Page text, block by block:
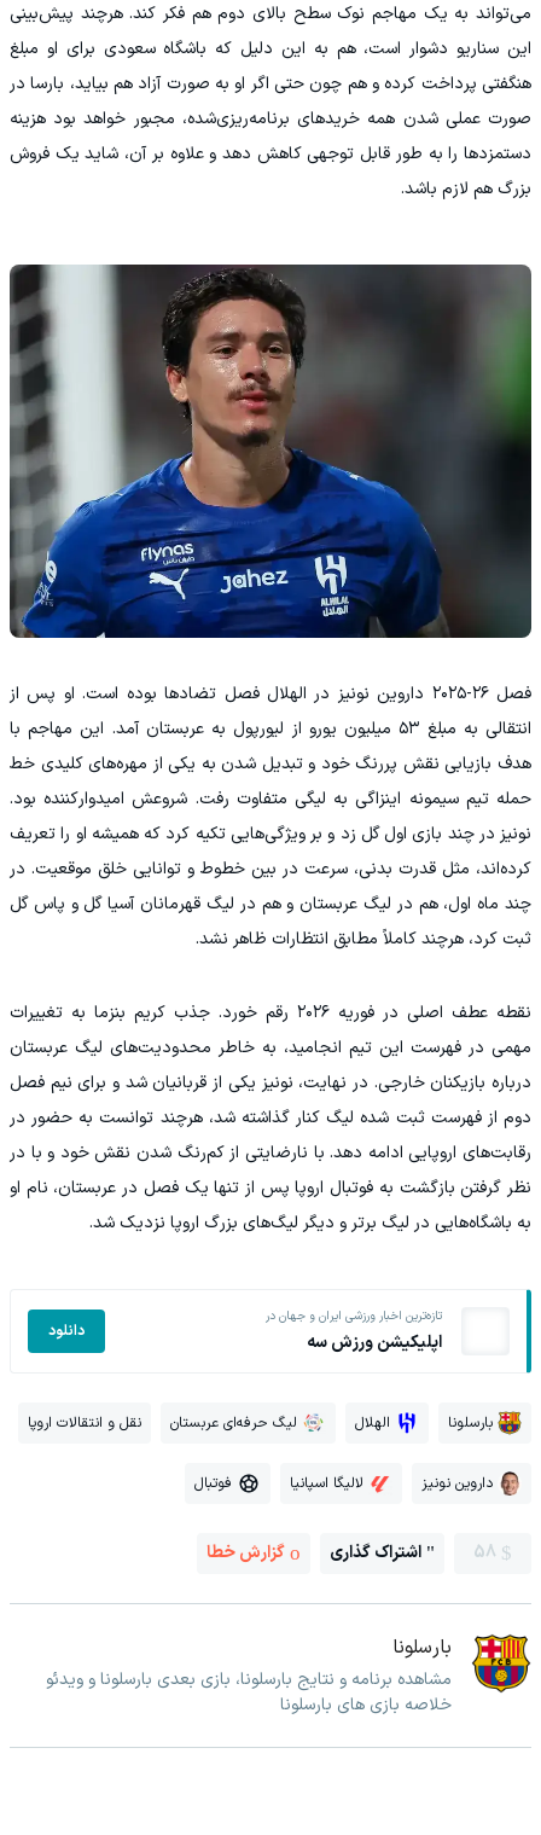
می‌تواند به یک مهاجم نوک سطح‌ بالای دوم هم فکر کند. هرچند پیش‌بینی
این سناریو دشوار است، هم به این دلیل که باشگاه سعودی برای او مبلغ
هنگفتی پرداخت کرده و هم چون حتی اگر او به‌ صورت آزاد هم بیاید، بارسا در
صورت عملی شدن همه خریدهای برنامه‌ریزی‌شده، مجبور خواهد بود هزینه
دستمزدها را به‌ طور قابل توجهی کاهش دهد و علاوه بر آن، شاید یک فروش
بزرگ هم لازم باشد.
فصل ۲۶-۲۰۲۵ داروین نونیز در الهلال فصل تضادها بوده است. او پس از
انتقالی به مبلغ ۵۳ میلیون یورو از لیورپول به عربستان آمد. این مهاجم با
هدف بازیابی نقش پررنگ خود و تبدیل شدن به یکی از مهره‌های کلیدی خط
حمله تیم سیمونه اینزاگی به لیگی متفاوت رفت. شروعش امیدوارکننده بود.
نونیز در چند بازی اول گل زد و بر ویژگی‌هایی تکیه کرد که همیشه او را تعریف
کرده‌اند، مثل قدرت بدنی، سرعت در بین خطوط و توانایی خلق موقعیت. در
چند ماه اول، هم در لیگ عربستان و هم در لیگ قهرمانان آسیا گل و پاس گل
ثبت کرد، هرچند کاملاً مطابق انتظارات ظاهر نشد.
نقطه عطف اصلی در فوریه ۲۰۲۶ رقم خورد. جذب کریم بنزما به تغییرات
مهمی در فهرست این تیم انجامید، به‌ خاطر محدودیت‌های لیگ عربستان
درباره بازیکنان خارجی. در نهایت، نونیز یکی از قربانیان شد و برای نیم‌ فصل
دوم از فهرست ثبت‌ شده لیگ کنار گذاشته شد، هرچند توانست به حضور در
رقابت‌های اروپایی ادامه دهد. با نارضایتی از کم‌رنگ شدن نقش خود و با در
نظر گرفتن بازگشت به فوتبال اروپا پس از تنها یک فصل در عربستان، نام او
به باشگاه‌هایی در لیگ برتر و دیگر لیگ‌های بزرگ اروپا نزدیک شد.
تازه‌ترین اخبار ورزشی ایران و جهان در
اپلیکیشن ورزش سه دانلود
بارسلونا الهلال لیگ حرفه‌ای عربستان نقل و انتقالات اروپا
داروین نونیز لالیگا اسپانیا فوتبال
58 اشتراک گذاری گزارش خطا
بارسلونا
مشاهده برنامه و نتایج بارسلونا، بازی بعدی بارسلونا و ویدئو
خلاصه بازی های بارسلونا